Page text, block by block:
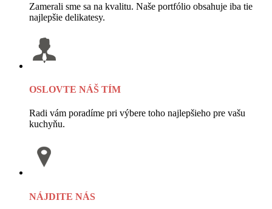
Zamerali sme sa na kvalitu. Naše portfólio obsahuje iba tie
najlepšie delikatesy.
OSLOVTE NÁŠ TÍM
Radi vám poradíme pri výbere toho najlepšieho pre vašu
kuchyňu.
NÁJDITE NÁS